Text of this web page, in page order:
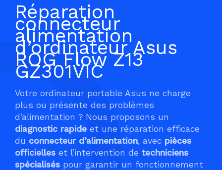
Réparation
connecteur
alimentation
d’ordinateur Asus
ROG Flow Z13
GZ301VIC
Votre ordinateur portable Asus ne charge
plus ou présente des problèmes
d’alimentation ? Nous proposons un
diagnostic rapide et une réparation efficace
du connecteur d’alimentation, avec pièces
officielles et l’intervention de techniciens
spécialisés pour garantir un fonctionnement